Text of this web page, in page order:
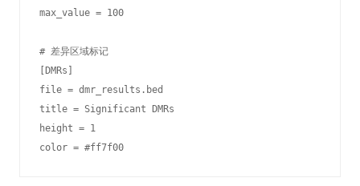
max_value = 100
# 差异区域标记
[DMRs]
file = dmr_results.bed
title = Significant DMRs
height = 1
color = #ff7f00